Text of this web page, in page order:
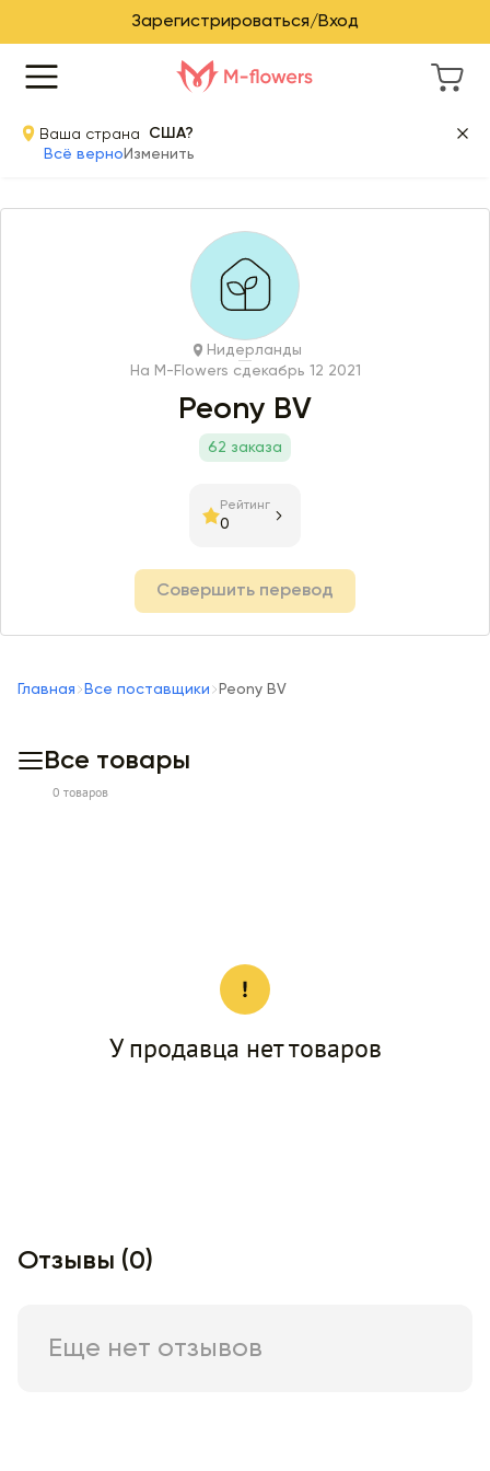
Зарегистрироваться/Вход
Ваша страна
США?
Всё верно Изменить
Нидерланды
На M-Flowers сдекабрь 12 2021
Peony BV
62 заказа
Рейтинг
0
Совершить перевод
Главная Все поставщики Peony BV
Все товары
0 товаров
У продавца нет товаров
Отзывы (0)
Еще нет отзывов